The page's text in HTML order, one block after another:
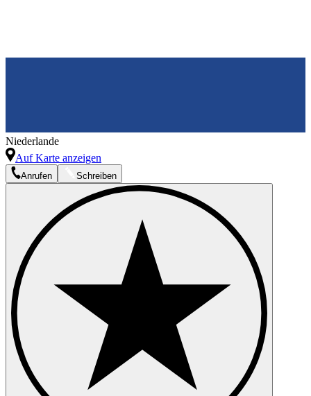
Niederlande
Auf Karte anzeigen
Anrufen Schreiben